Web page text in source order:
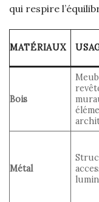
qui respire
MATÉRIAUX
Bois
Métal